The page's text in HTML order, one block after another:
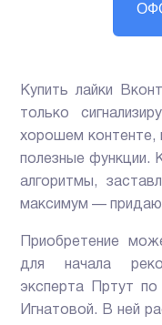
Купить лайки
только
хорошем контенте,
полезные функции.
алгоритмы,
максимум —
Приобретение
для начала
эксперта Пртут
Игнатовой. В ней